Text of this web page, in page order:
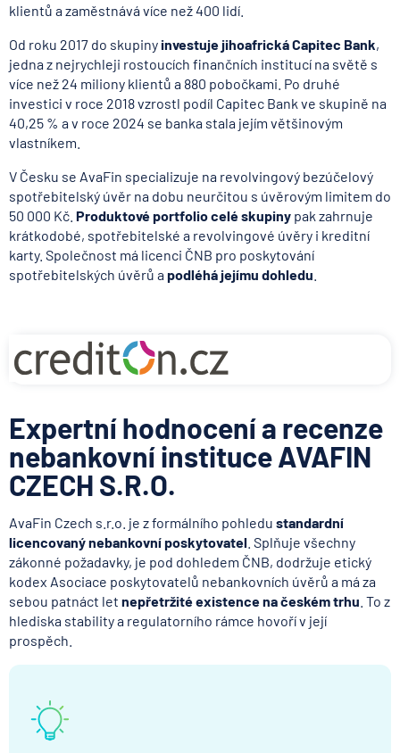
klientů a zaměstnává více než 400 lidí.
Od roku 2017 do skupinyinvestuje jihoafrická Capitec Bank,
jedna z nejrychleji rostoucích finančních institucí na světě s
více než 24 miliony klientů a 880 pobočkami. Po druhé
investici v roce 2018 vzrostl podíl Capitec Bank ve skupině na
40,25 % a v roce 2024 se banka stala jejím většinovým
vlastníkem.
V Česku se AvaFin specializuje na revolvingový bezúčelový
spotřebitelský úvěr na dobu neurčitou s úvěrovým limitem do
50 000 Kč. Produktové portfolio celé skupiny pak zahrnuje
krátkodobé, spotřebitelské a revolvingové úvěry i kreditní
karty. Společnost má licenci ČNB pro poskytování
spotřebitelských úvěrů a podléhá jejímu dohledu
Expertní hodnocení a recenze
nebankovní instituce AVAFIN
CZECH S.R.O.
AvaFin Czech s.r.o. je z formálního pohledu standardní
licencovaný nebankovní poskytovatel . Splňuje všechny
zákonné požadavky, je pod dohledem ČNB, dodržuje etický
kodex Asociace poskytovatelů nebankovních úvěrů a má za
sebou patnáct let nepřetržité existence na českém trhu . To z
hlediska stability a regulatorního rámce hovoří v její
prospěch.